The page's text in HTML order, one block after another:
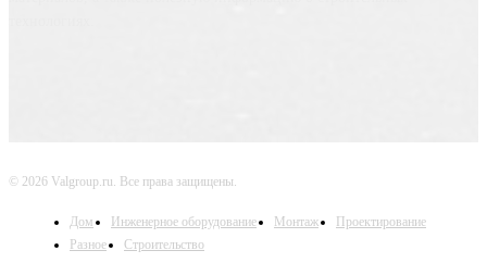
© 2026 Valgroup.ru. Все права защищены.
Дом Инженерное оборудование Монтаж
Проектирование
Разное
Строительство